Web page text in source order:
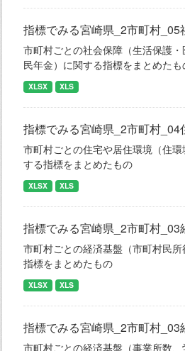
指標でみる宮崎県_2市町村_05
市町村ごとの社会保障（生活保護
民年金）に関する指標をまとめたも
XLSX XLS
指標でみる宮崎県_2市町村_04
市町村ごとの住宅や居住環境（住
する指標をまとめたもの
XLSX XLS
指標でみる宮崎県_2市町村_03
市町村ごとの経済基盤（市町村民
指標をまとめたもの
XLSX XLS
指標でみる宮崎県_2市町村_03
市町村ごとの経済基盤（事業所数